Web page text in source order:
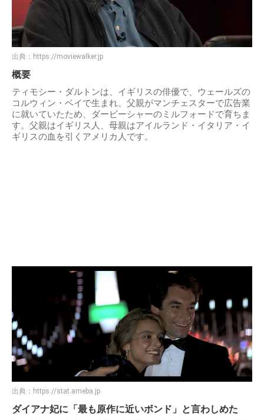
出典： https://moviewalker.jp
概要
ティモシー・ダルトンは、イギリスの俳優で、ウェールズの
コルウィン・ベイで生まれ、父親がマンチェスターで広告業
に就いていたため、ダービーシャーのミルフォードで育ちま
す。父親はイギリス人、母親はアイルランド・イタリア・イ
ギリスの血を引くアメリカ人です。
出典： https://stat.ameba.jp
ダイアナ妃に「最も原作に近いボンド」と言わしめた